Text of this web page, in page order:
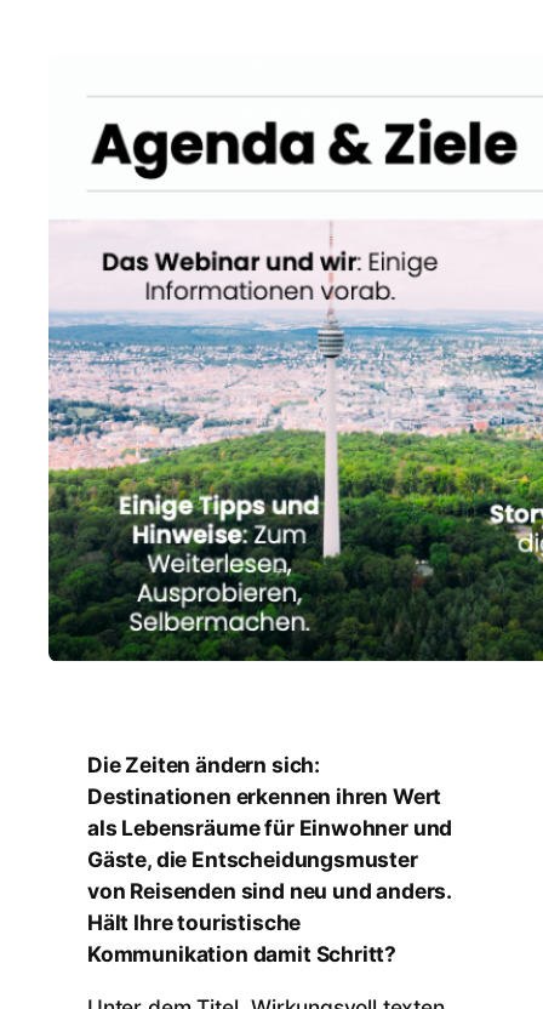
Die Zeiten ändern sich:
Destinationen erkennen ihren Wert
als Lebensräume für Einwohner und
Gäste, die Entscheidungsmuster
von Reisenden sind neu und anders.
Hält Ihre touristische
Kommunikation damit Schritt?